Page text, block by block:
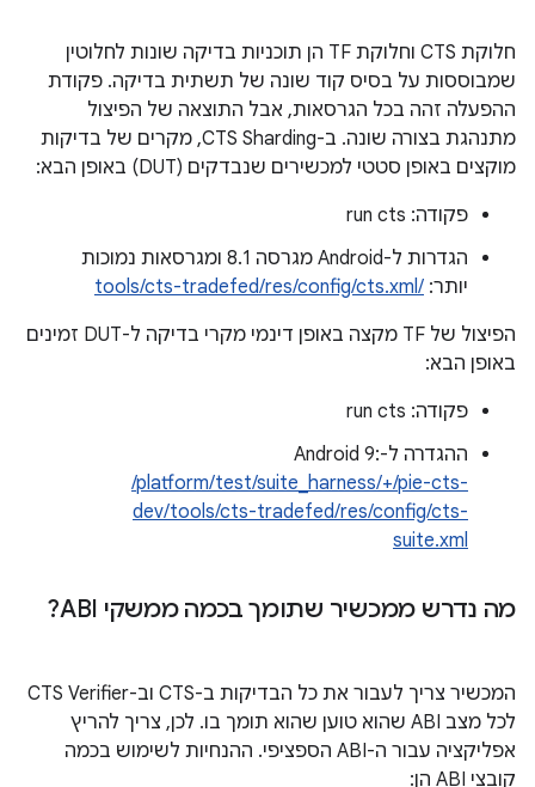
חלוקת CTS וחלוקת TF הן תוכניות בדיקה שונות לחלוטין
שמבוססות על בסיס קוד שונה של תשתית בדיקה. פקודת
ההפעלה זהה בכל הגרסאות, אבל התוצאה של הפיצול
מתנהגת בצורה שונה. ב-CTS Sharding, מקרים של בדיקות
מוקצים באופן סטטי למכשירים שנבדקים (DUT) באופן הבא:
פקודה: run cts
הגדרות ל-Android מגרסה 8.1 ומגרסאות נמוכות
יותר: /tools/cts-tradefed/res/config/cts.xml
הפיצול של TF מקצה באופן דינמי מקרי בדיקה ל-DUT זמינים
באופן הבא:
פקודה: run cts
ההגדרה ל-Android 9:
/platform/test/suite_harness/+/pie-cts-
dev/tools/cts-tradefed/res/config/cts-
suite.xml
מה נדרש ממכשיר שתומך בכמה ממשקי ABI?
המכשיר צריך לעבור את כל הבדיקות ב-CTS וב-CTS Verifier
לכל מצב ABI שהוא טוען שהוא תומך בו. לכן, צריך להריץ
אפליקציה עבור ה-ABI הספציפי. ההנחיות לשימוש בכמה
קובצי ABI הן: